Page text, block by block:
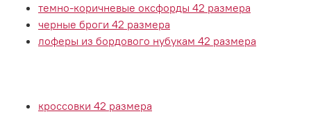
темно-коричневые оксфорды 42 размера
черные броги 42 размера
лоферы из бордового нубукам 42 размера
кроссовки 42 размера